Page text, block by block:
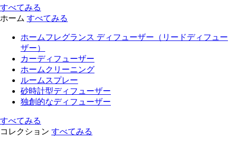
すべてみる
ホーム すべてみる
ホームフレグランス ディフューザー（リードディフュー
ザー）
カーディフューザー
ホームクリーニング
ルームスプレー
砂時計型ディフューザー
独創的なディフューザー
すべてみる
コレクション すべてみる